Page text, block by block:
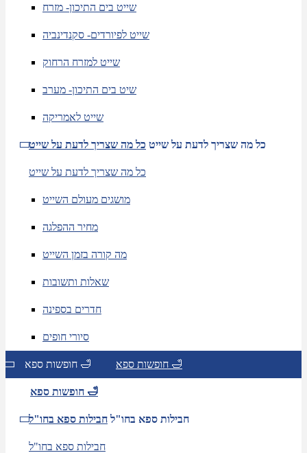
שייט בים התיכון- מזרח
שייט לפיורדים- סקנדינביה
שייט למזרח הרחוק
שיט בים התיכון- מערב
שייט לאמריקה
כל מה שצריך לדעת על שייט כל מה שצריך לדעת על שייט
כל מה שצריך לדעת על שייט
מושגים מעולם השייט
מחיר ההפלגה
מה קורה בזמן השייט
שאלות ותשובות
חדרים בספינה
סיורי חופים
חופשות ספא 🛁 חופשות ספא 🛁
חופשות ספא 🛁
חבילות ספא בחו"ל חבילות ספא בחו"ל
חבילות ספא בחו"ל